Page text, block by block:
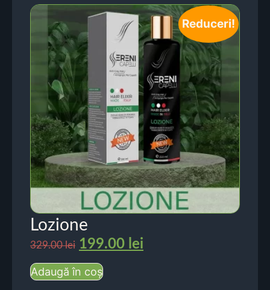
Reduceri!
Lozione
329.00lei 199.00 lei
Adaugă în coș